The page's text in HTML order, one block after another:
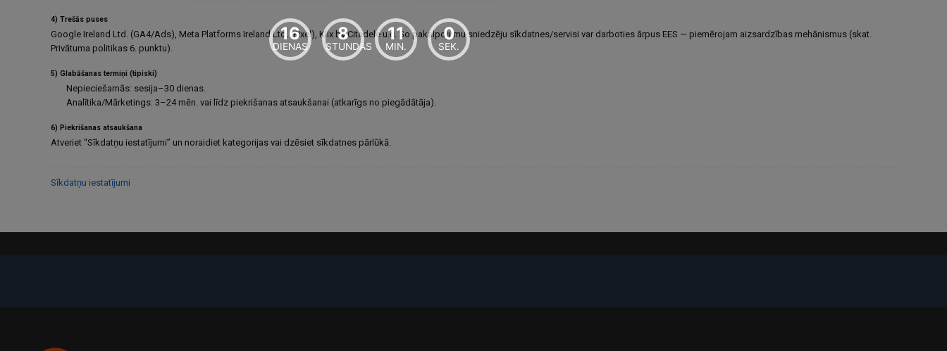
4) Trešās puses
Google Ireland Ltd. (GA4/Ads), Meta Platforms Ireland Ltd. (Pixel), Klix by Citadele u.c. Šo pakalpojumu sniedzēju sīkdatnes/servisi var darboties ārpus EES — piemērojam aizsardzības mehānismus (skat.
Privātuma politikas 6. punktu).
5) Glabāšanas termiņi (tipiski)
Nepieciešamās: sesija–30 dienas.
Analītika/Mārketings: 3–24 mēn. vai līdz piekrišanas atsaukšanai (atkarīgs no piegādātāja).
6) Piekrišanas atsaukšana
Atveriet “Sīkdatņu iestatījumi” un noraidiet kategorijas vai dzēsiet sīkdatnes pārlūkā.
Sīkdatņu iestatījumi
16
DIENAS
8
STUNDAS
11
MIN.
0
SEK.